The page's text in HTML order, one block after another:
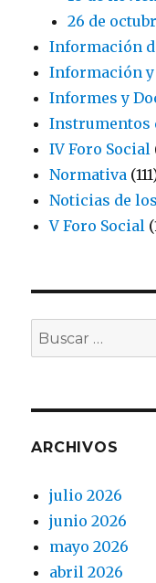
26 de
Información
Información y
Informes y
Instrumentos
IV Foro Social
Normativa
Noticias de
V Foro Social
Buscar
por:
ARCHIVOS
julio 2026
junio 2026
mayo 2026
abril 2026